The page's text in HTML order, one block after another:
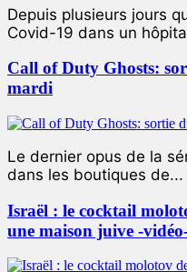
Depuis plusieurs jours
Covid-19 dans un
Call of Duty Ghosts:
mardi
Le dernier opus de la
dans les boutiques de...
Israël : le cocktail
une maison juive -